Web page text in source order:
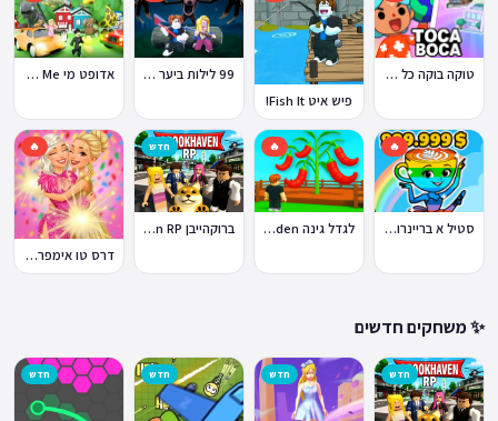
טוקה בוקה כל העולמות בחינם
פיש איט Fish It!
99 לילות ביער Nights in the Forest אדופט מי Adopt Me!
🔥
סטיל א בריינרוט Steal a Brainrot
🔥
לגדל גינה Grow a Garden
חדש
ברוקהייבן Brookhaven RP
🔥
דרס טו אימפרס Dress To Impress
✨ משחקים חדשים
חדש חדש חדש חדש